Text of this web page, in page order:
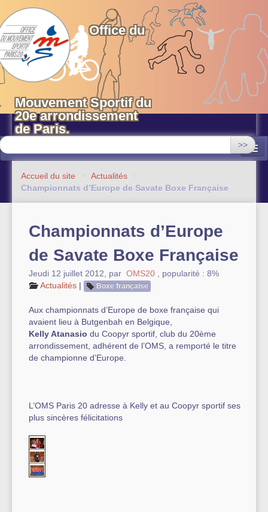
OMS 20 Paris
Office du
Mouvement Sportif du
20e arrondissement
de Paris.
>>
Equipements sportifs municipaux
Evénements
Actualités
Autre équipement sportif
Actualités des associations
Accueil du site > Actualités
>
Championnats d’Europe de Savate Boxe Française
Championnats d’Europe
de Savate Boxe Française
Jeudi 12 juillet 2012 par OMS20
popularité : 8%
Actualités | Boxe française
Aux championnats d’Europe de boxe française qui
avaient lieu à Butgenbah en Belgique,
Kelly Atanasio du Coopyr sportif, club du 20ème
arrondissement, adhérent de l’OMS, a remporté le titre
de championne d’Europe.
L’OMS Paris 20 adresse à Kelly et au Coopyr sportif ses
plus sincères félicitations